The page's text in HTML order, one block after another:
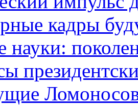
кадры
науки: